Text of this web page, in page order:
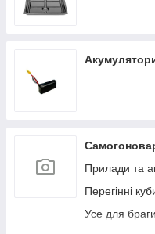
Прилади та
Перегінні
Усе для браги